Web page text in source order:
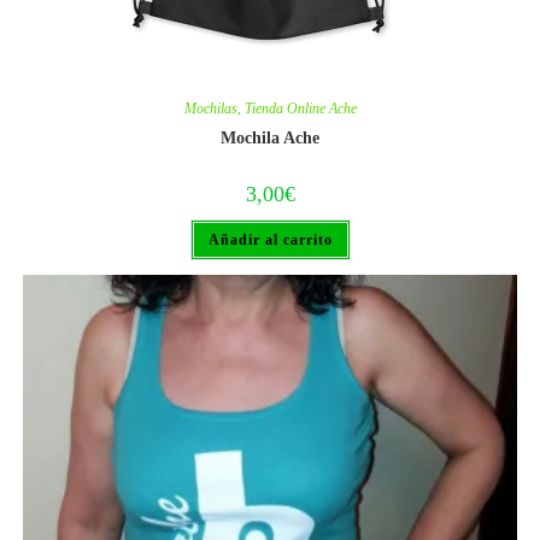
Mochilas, Tienda Online Ache
Mochila Ache
3,00€
Añadir al carrito